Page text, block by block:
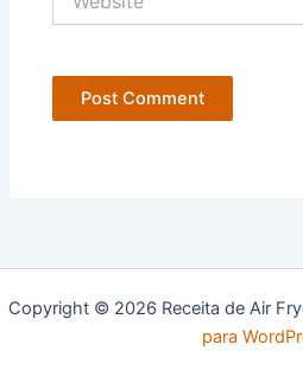
Copyright © 2026 Receita de Air
para